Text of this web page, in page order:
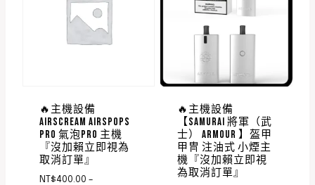
🔥主機設備
AIRSCREAM AIRSPOPS
PRO 氣泡PRO 主機
『沒加賴立即視為
取消訂單』
NT$400.00 –
🔥主機設備
【SAMURAI 將軍（武
士） ARMOUR 】盔甲
甲冑 注油式 小煙主
機『沒加賴立即視
為取消訂單』